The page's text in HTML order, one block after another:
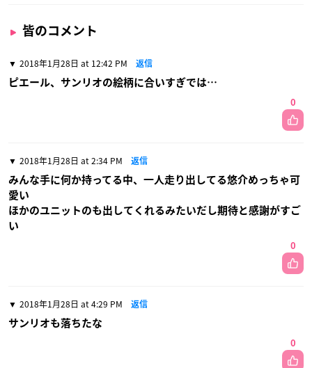
皆のコメント
2018年1月28日 at 12:42 PM 返信
ピエール、サンリオの絵柄に合いすぎでは…
0
2018年1月28日 at 2:34 PM 返信
みんな手に何か持ってる中、一人走り出してる悠介めっちゃ可
愛い
ほかのユニットのも出してくれるみたいだし期待と感謝がすご
い
0
2018年1月28日 at 4:29 PM 返信
サンリオも落ちたな
0